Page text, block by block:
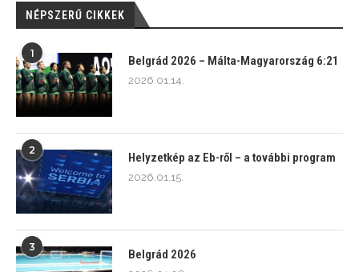
NÉPSZERŰ CIKKEK
1
Belgrád 2026 – Málta-Magyarország 6:21
2026.01.14.
2
Helyzetkép az Eb-ről – a további program
2026.01.15.
3
Belgrád 2026